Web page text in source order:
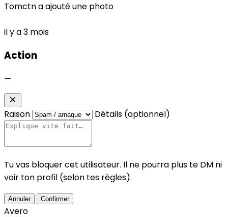
Tomctna ajouté une photo
il y a 3 mois
Action
—
Raison Détails (optionnel)
Tu vas bloquer cet utilisateur. Il ne pourra plus te DM ni
voir ton profil (selon tes règles).
Annuler Confirmer
Avero